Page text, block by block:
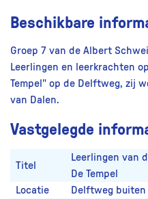
Beschikbare
Groep 7 van de Albert
Leerlingen en leerkrachten
Tempel" op de Delftweg, zij
van Dalen.
Vastgelegde
Titel
Leerlingen van
De Tempel
Locatie
Delftweg buiten